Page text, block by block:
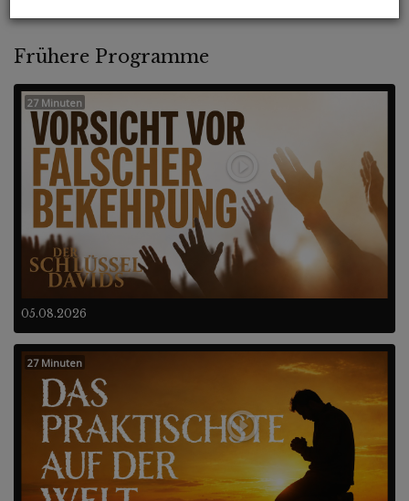
Frühere Programme
05.08.2026
27 Minuten
27 Minuten